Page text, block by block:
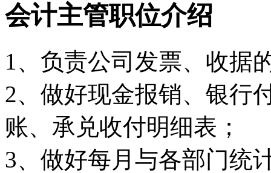
会计主管职位介绍
1、负责公司发票、收据
2、做好现金报销、银行
账、承兑收付明细表；
3、做好每月与各部门统